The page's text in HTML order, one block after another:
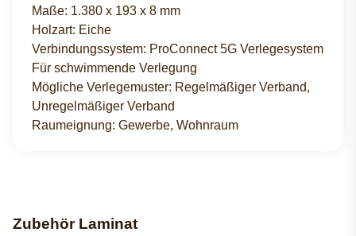
Maße: 1.380 x 193 x 8 mm
Holzart: Eiche
Verbindungssystem: ProConnect 5G Verlegesystem
Für schwimmende Verlegung
Mögliche Verlegemuster: Regelmäßiger Verband,
Unregelmäßiger Verband
Raumeignung: Gewerbe, Wohnraum
Zubehör Laminat